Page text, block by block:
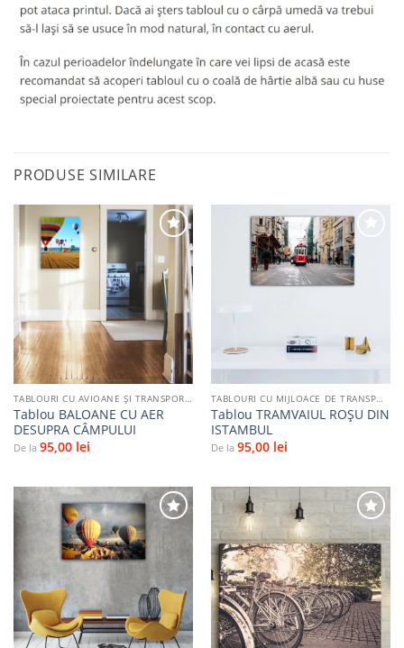
PRODUSE SIMILARE
Adaugă
la
favorite
TABLOURI CU AVIOANE ȘI TRANSPORT AERIAN
Tablou BALOANE CU AER
DESUPRA CÂMPULUI
De la 95,00 lei
Adaugă
TABLOURI CU MIJLOACE DE TRANSPORT
Tablou TRAMVAIUL ROȘU DIN
ISTAMBUL
De la 95,00 lei
Adaugă
favorite
Adaugă
la
favorite